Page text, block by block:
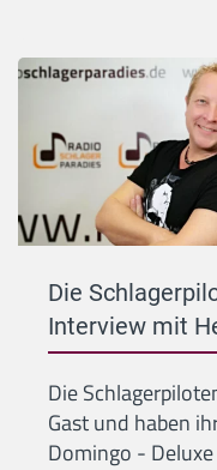
Die
Interview mit
Die
Gast und haben
Domingo -